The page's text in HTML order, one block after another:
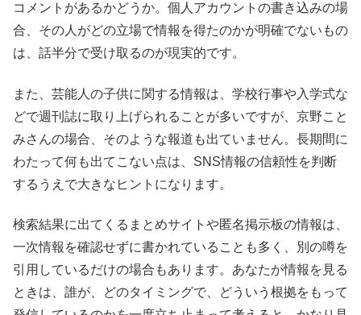
コメントがあるかどうか。個人アカウントの書き込みの場
合、その人がどの立場で情報を得たのかが明確でないもの
は、話半分で受け取るのが現実的です。
また、芸能人の子供に関する情報は、学校行事や入学式な
どで週刊誌に取り上げられることが多いですが、京野こと
みさんの場合、そのような報道も出ていません。長期間に
わたって何も出てこない点は、SNS情報の信頼性を判断
するうえで大きなヒントになります。
検索結果に出てくるまとめサイトや匿名掲示板の情報は、
一次情報を確認せずに書かれていることも多く、別の噂を
引用しているだけの場合もあります。あなたが情報を見る
ときは、誰が、どのタイミングで、どういう根拠をもって